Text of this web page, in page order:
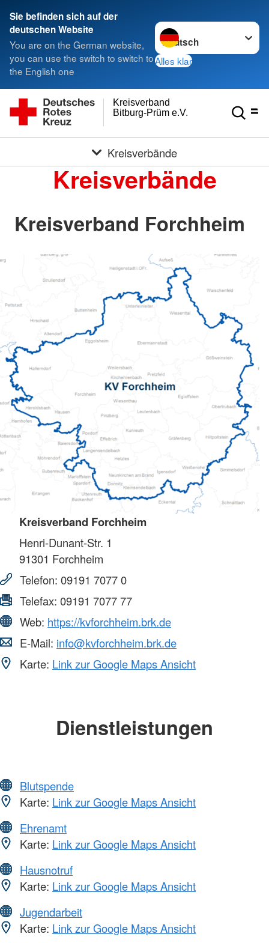
Sie befinden sich auf der
deutschen Website
You are on the German website,
you can use the switch to switch to
the English one
Sprache wechseln zu
Alles klar
Bitburg-Prüm e.V.
Kreisverband
Kreisverbände
Kreisverbände
Kreisverband Forchheim
Kreisverband Forchheim
Henri-Dunant-Str. 1
91301 Forchheim
Telefon: 09191 7077 0
Telefax: 09191 7077 77
Web: https://kvforchheim.brk.de
E-Mail: info@kvforchheim.brk.de
Karte: Link zur Google Maps Ansicht
Dienstleistungen
Blutspende
Karte: Link zur Google Maps Ansicht
Ehrenamt
Karte: Link zur Google Maps Ansicht
Hausnotruf
Karte: Link zur Google Maps Ansicht
Jugendarbeit
Karte: Link zur Google Maps Ansicht